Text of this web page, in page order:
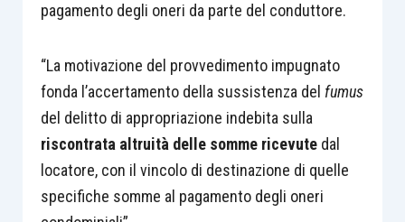
pagamento degli oneri da parte del conduttore.
“La motivazione del provvedimento impugnato
fonda l’accertamento della sussistenza del fumus
del delitto di appropriazione indebita sulla
riscontrata altruità delle somme ricevute dal
locatore, con il vincolo di destinazione di quelle
specifiche somme al pagamento degli oneri